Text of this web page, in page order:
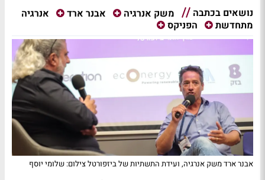
נושאים בכתבה משק אנרגיה אבנר ארד
אנרגיה
מתחדשת
הפניקס
אבנר ארד משק אנרגיה, ועידת התשתיות של ביזפורטל צילום: שלומי יוסף